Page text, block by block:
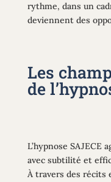
rythme, dans un
deviennent des
Les
de
L’hypnose SAJECE
avec subtilité et
À travers des récits